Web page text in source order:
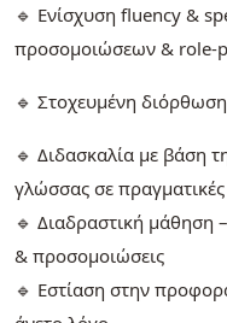
🔹 Ενίσχυση fluency &
προσομοιώσεων & role-
🔹 Στοχευμένη
🔹 Διδασκαλία με βάση
γλώσσας σε πραγματικές
🔹 Διαδραστική μάθηση
& προσομοιώσεις
🔹 Εστίαση στην